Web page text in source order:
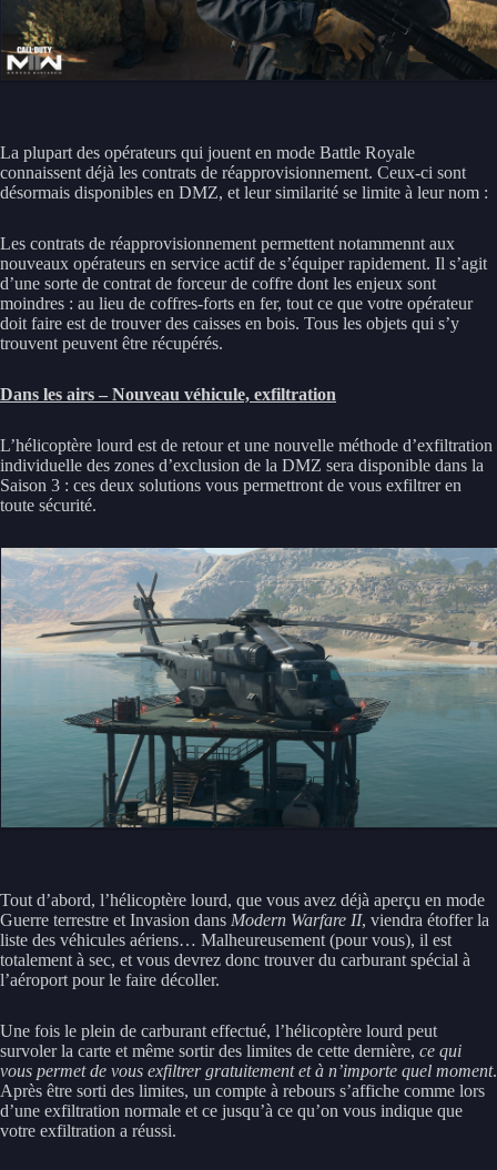
La plupart des opérateurs qui jouent en mode Battle Royale
connaissent déjà les contrats de réapprovisionnement. Ceux-ci sont
désormais disponibles en DMZ, et leur similarité se limite à leur nom :
Les contrats de réapprovisionnement permettent notammennt aux
nouveaux opérateurs en service actif de s’équiper rapidement. Il s’agit
d’une sorte de contrat de forceur de coffre dont les enjeux sont
moindres : au lieu de coffres-forts en fer, tout ce que votre opérateur
doit faire est de trouver des caisses en bois. Tous les objets qui s’y
trouvent peuvent être récupérés.
Dans les airs – Nouveau véhicule, exfiltration
L’hélicoptère lourd est de retour et une nouvelle méthode d’exfiltration
individuelle des zones d’exclusion de la DMZ sera disponible dans la
Saison 3 : ces deux solutions vous permettront de vous exfiltrer en
toute sécurité.
Tout d’abord, l’hélicoptère lourd, que vous avez déjà aperçu en mode
Guerre terrestre et Invasion dans Modern Warfare II, viendra étoffer la
liste des véhicules aériens… Malheureusement (pour vous), il est
totalement à sec, et vous devrez donc trouver du carburant spécial à
l’aéroport pour le faire décoller.
Une fois le plein de carburant effectué, l’hélicoptère lourd peut
survoler la carte et même sortir des limites de cette dernière, ce qui
vous permet de vous exfiltrer gratuitement et à n’importe quel moment.
Après être sorti des limites, un compte à rebours s’affiche comme lors
d’une exfiltration normale et ce jusqu’à ce qu’on vous indique que
votre exfiltration a réussi.